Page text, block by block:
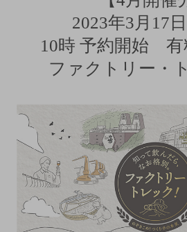
2023年3月17日
10時 予約開始 有
ファクトリー・